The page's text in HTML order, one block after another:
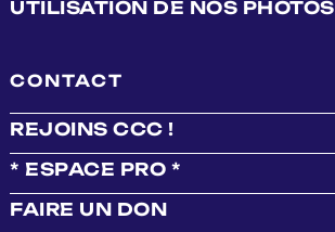
UTILISATION DE NOS PHOTOS
CONTACT
REJOINS CCC !
* ESPACE PRO *
FAIRE UN DON